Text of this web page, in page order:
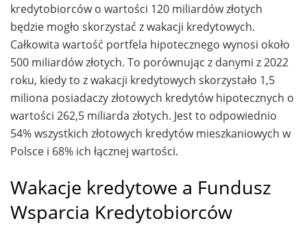
kredytobiorców o wartości 120 miliardów złotych
będzie mogło skorzystać z wakacji kredytowych.
Całkowita wartość portfela hipotecznego wynosi około
500 miliardów złotych. To porównując z danymi z 2022
roku, kiedy to z wakacji kredytowych skorzystało 1,5
miliona posiadaczy złotowych kredytów hipotecznych o
wartości 262,5 miliarda złotych. Jest to odpowiednio
54% wszystkich złotowych kredytów mieszkaniowych w
Polsce i 68% ich łącznej wartości.
Wakacje kredytowe a Fundusz
Wsparcia Kredytobiorców